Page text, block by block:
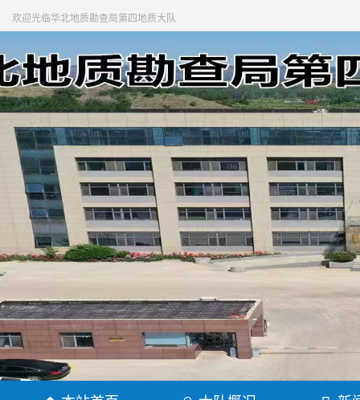
欢迎光临华北地质勘查局第四地质大队